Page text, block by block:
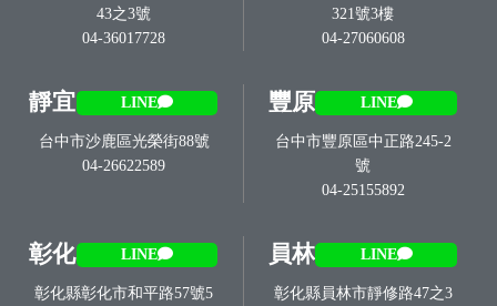
43之3號
04-36017728
321號3樓
04-27060608
靜宜 LINE
台中市沙鹿區光榮街88號
04-26622589
豐原 LINE
台中市豐原區中正路245-2
號
04-25155892
彰化 LINE
彰化縣彰化市和平路57號5
員林 LINE
彰化縣員林市靜修路47之3